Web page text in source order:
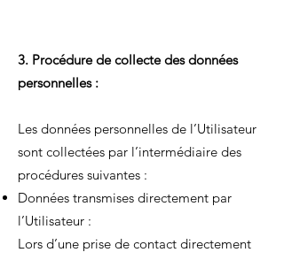
3. Procédure de collecte des données
personnelles :
Les données personnelles de l’Utilisateur
sont collectées par l’intermédiaire des
procédures suivantes :
Données transmises directement par
l’Utilisateur :
Lors d’une prise de contact directement